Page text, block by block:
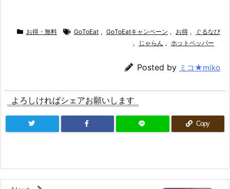
お得・無料 GoToEat , GoToEatキャンペーン , お得 ,
ぐるなび
,
じゃらん , ホットペッパー
Posted by ミコ★miko
よろしければシェアお願いします
Copy